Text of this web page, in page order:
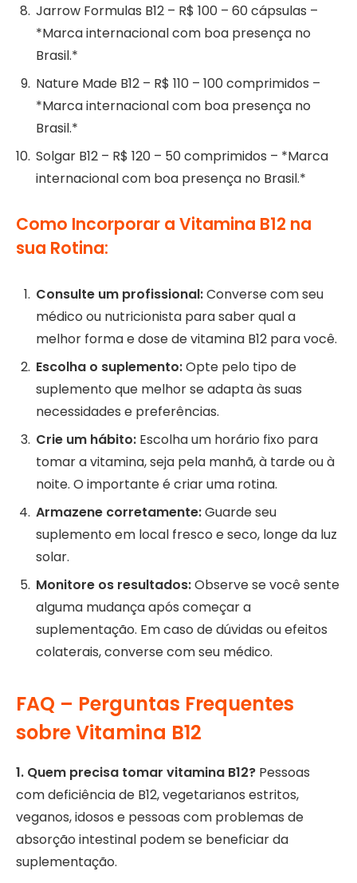
Jarrow Formulas B12 – R$ 100 – 60 cápsulas –
*Marca internacional com boa presença no
Brasil.*
Nature Made B12 – R$ 110 – 100 comprimidos –
*Marca internacional com boa presença no
Brasil.*
Solgar B12 – R$ 120 – 50 comprimidos – *Marca
internacional com boa presença no Brasil.*
Como Incorporar a Vitamina B12 na
sua Rotina:
Consulte um profissional:Converse com seu
médico ou nutricionista para saber qual a
melhor forma e dose de vitamina B12 para você.
Escolha o suplemento:Opte pelo tipo de
suplemento que melhor se adapta às suas
necessidades e preferências.
Crie um hábito: Escolha um horário fixo para
tomar a vitamina, seja pela manhã, à tarde ou à
noite. O importante é criar uma rotina.
Armazene corretamente:Guarde seu
suplemento em local fresco e seco, longe da luz
solar.
Monitore os resultados:Observe se você sente
alguma mudança após começar a
suplementação. Em caso de dúvidas ou efeitos
colaterais, converse com seu médico.
FAQ – Perguntas Frequentes
sobre Vitamina B12
1. Quem precisa tomar vitamina B12? Pessoas
com deficiência de B12, vegetarianos estritos,
veganos, idosos e pessoas com problemas de
absorção intestinal podem se beneficiar da
suplementação.